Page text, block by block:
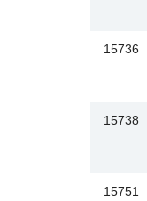
15736
15738
15751